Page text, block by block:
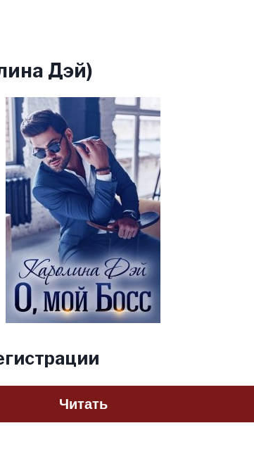
Дэй)
Читать